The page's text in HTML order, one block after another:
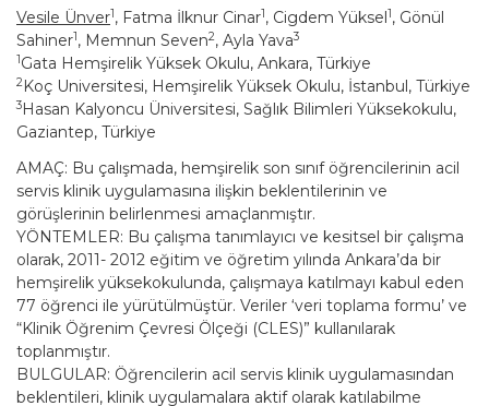
Vesile Ünver1, Fatma İlknur Cinar1, Cigdem Yüksel1, Gönül
Sahiner1, Memnun Seven2, Ayla Yava3
1Gata Hemşirelik Yüksek Okulu, Ankara, Türkiye
2Koç Universitesi, Hemşirelik Yüksek Okulu, İstanbul, Türkiye
3Hasan Kalyoncu Üniversitesi, Sağlık Bilimleri Yüksekokulu,
Gaziantep, Türkiye
AMAÇ: Bu çalışmada, hemşirelik son sınıf öğrencilerinin acil
servis klinik uygulamasına ilişkin beklentilerinin ve
görüşlerinin belirlenmesi amaçlanmıştır.
YÖNTEMLER: Bu çalışma tanımlayıcı ve kesitsel bir çalışma
olarak, 2011- 2012 eğitim ve öğretim yılında Ankara’da bir
hemşirelik yüksekokulunda, çalışmaya katılmayı kabul eden
77 öğrenci ile yürütülmüştür. Veriler ‘veri toplama formu’ ve
“Klinik Öğrenim Çevresi Ölçeği (CLES)” kullanılarak
toplanmıştır.
BULGULAR: Öğrencilerin acil servis klinik uygulamasından
beklentileri, klinik uygulamalara aktif olarak katılabilme